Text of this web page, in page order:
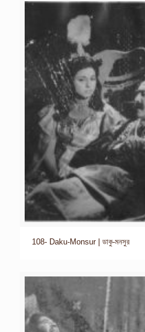
108- Daku-Monsur | ডাকু-মনসুর